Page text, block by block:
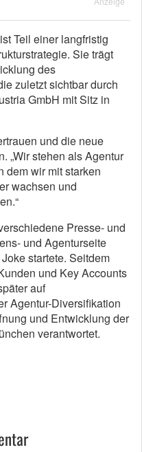
Teil einer langfristig
Sie trägt
des
zuletzt sichtbar durch
GmbH mit Sitz in
und die neue
„Wir stehen als Agentur
dem wir mit starken
wachsen und
Presse- und
und Agenturseite
startete. Seitdem
und Key Accounts
auf
Agentur-Diversifikation
und Entwicklung der
verantwortet.